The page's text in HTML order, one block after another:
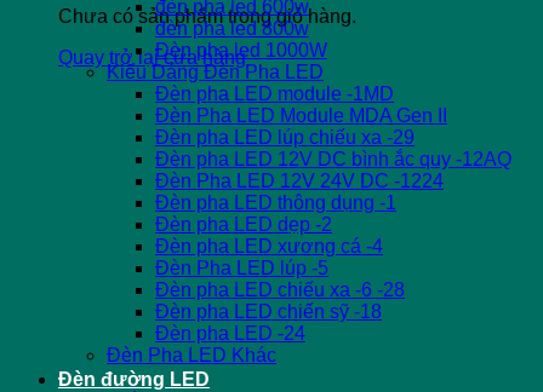
Chưa có sản phẩm trong giỏ hàng.
Quay trở lại cửa hàng
đèn pha led 600w
đèn pha led 800w
Đèn pha led 1000W
Kiểu Dáng Đèn Pha LED
Đèn pha LED module -1MD
Đèn Pha LED Module MDA Gen II
Đèn pha LED lúp chiếu xa -29
Đèn pha LED 12V DC bình ắc quy -12AQ
Đèn Pha LED 12V 24V DC -1224
Đèn pha LED thông dụng -1
Đèn pha LED dẹp -2
Đèn pha LED xương cá -4
Đèn Pha LED lúp -5
Đèn pha LED chiếu xa -6 -28
Đèn pha LED chiến sỹ -18
Đèn pha LED -24
Đèn Pha LED Khác
Đèn đường LED